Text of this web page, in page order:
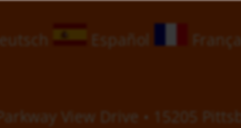
Español
View Drive • 15205